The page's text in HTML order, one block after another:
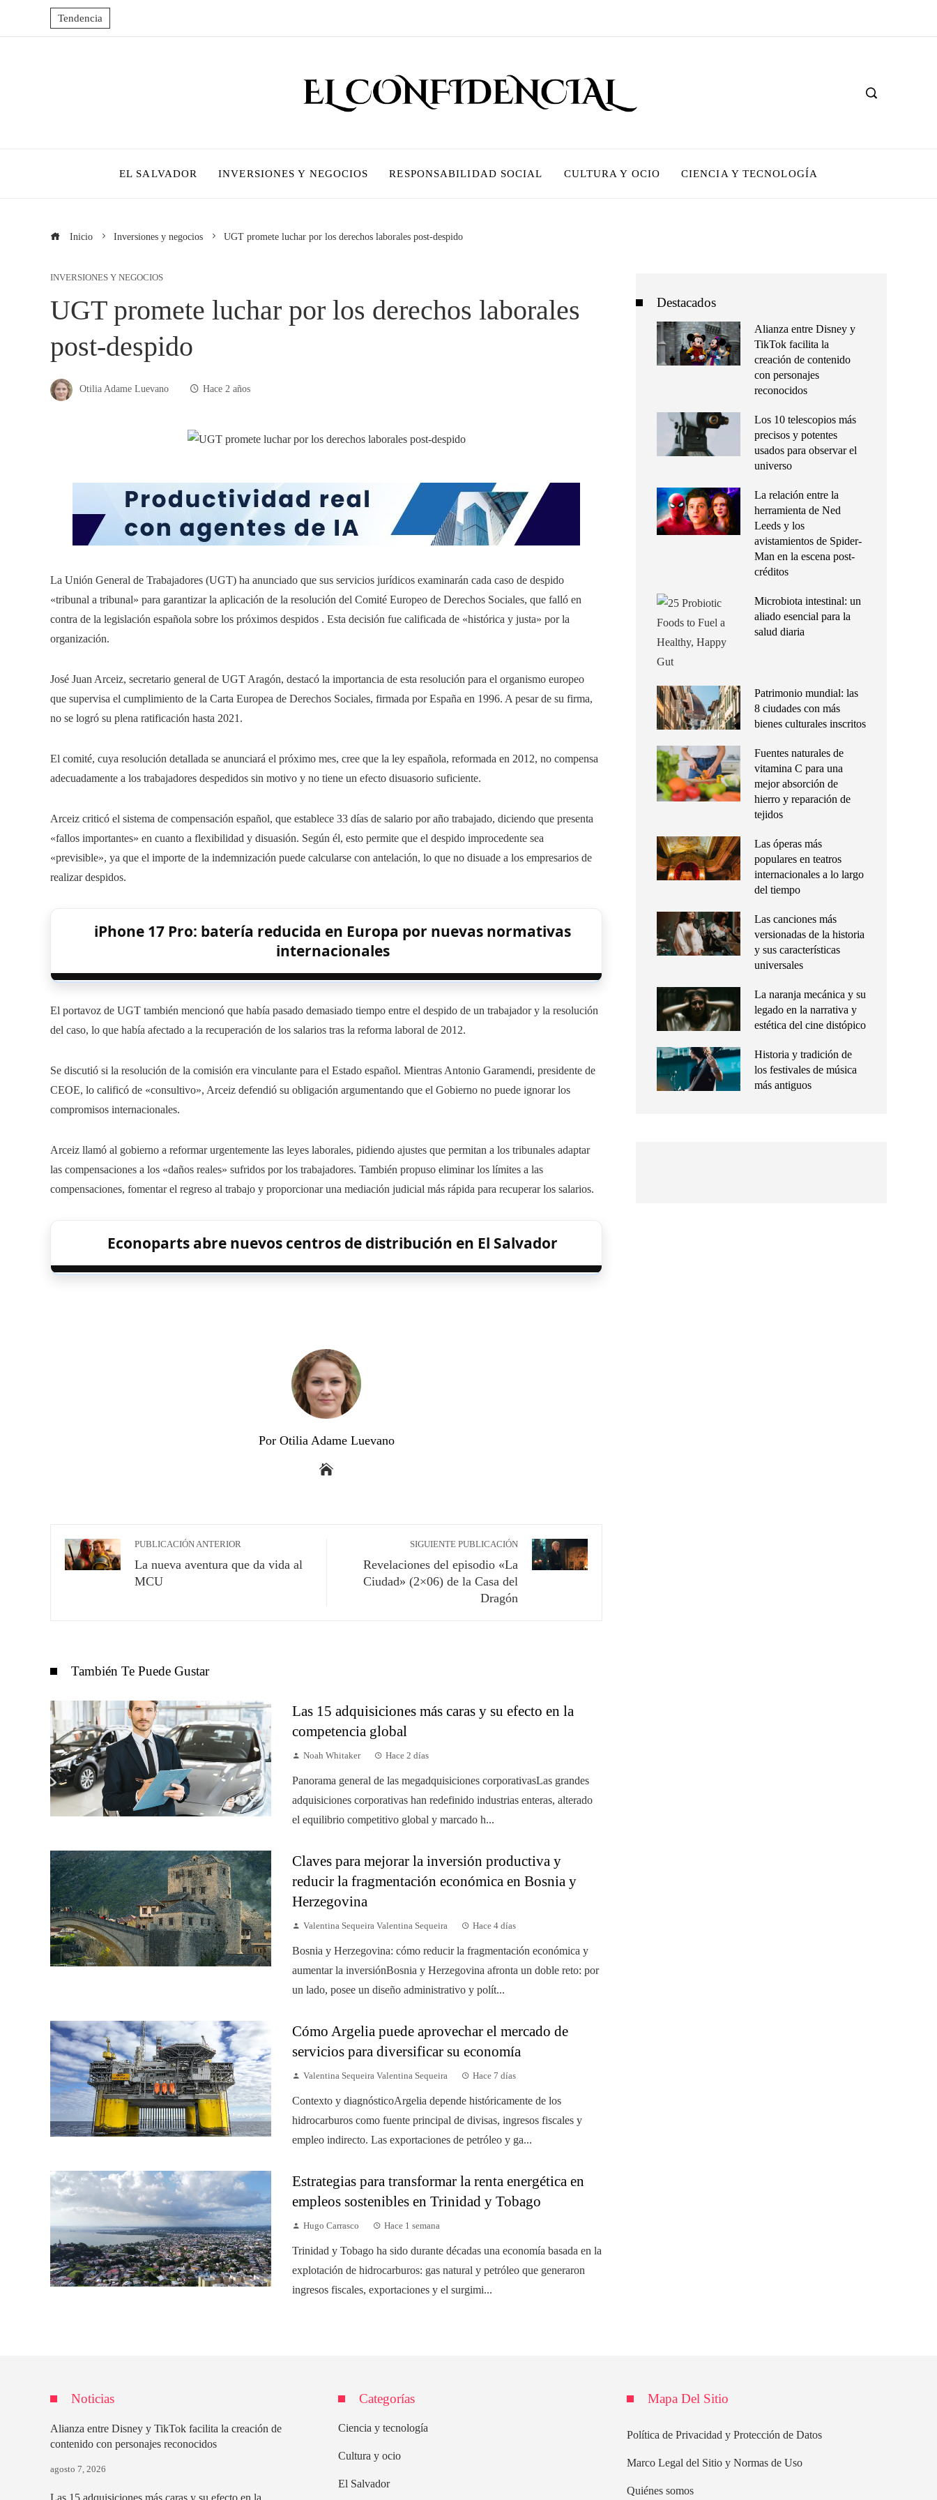
Tendencia
EL SALVADOR INVERSIONES Y NEGOCIOS RESPONSABILIDAD SOCIAL CULTURA Y OCIO CIENCIA Y TECNOLOGÍA
Inicio Inversiones y negocios UGT promete luchar por los derechos laborales post-despido
INVERSIONES Y NEGOCIOS
UGT promete luchar por los derechos laborales
post-despido
Otilia Adame Luevano Hace 2 años
La Unión General de Trabajadores (UGT) ha anunciado que sus servicios jurídicos examinarán cada caso de despido
«tribunal a tribunal» para garantizar la aplicación de la resolución del Comité Europeo de Derechos Sociales, que falló en
contra de la legislación española sobre los próximos despidos . Esta decisión fue calificada de «histórica y justa» por la
organización.
José Juan Arceiz, secretario general de UGT Aragón, destacó la importancia de esta resolución para el organismo europeo
que supervisa el cumplimiento de la Carta Europea de Derechos Sociales, firmada por España en 1996. A pesar de su firma,
no se logró su plena ratificación hasta 2021.
El comité, cuya resolución detallada se anunciará el próximo mes, cree que la ley española, reformada en 2012, no compensa
adecuadamente a los trabajadores despedidos sin motivo y no tiene un efecto disuasorio suficiente.
Arceiz criticó el sistema de compensación español, que establece 33 días de salario por año trabajado, diciendo que presenta
«fallos importantes» en cuanto a flexibilidad y disuasión. Según él, esto permite que el despido improcedente sea
«previsible», ya que el importe de la indemnización puede calcularse con antelación, lo que no disuade a los empresarios de
realizar despidos.
iPhone 17 Pro: batería reducida en Europa por nuevas normativas
internacionales
El portavoz de UGT también mencionó que había pasado demasiado tiempo entre el despido de un trabajador y la resolución
del caso, lo que había afectado a la recuperación de los salarios tras la reforma laboral de 2012.
Se discutió si la resolución de la comisión era vinculante para el Estado español. Mientras Antonio Garamendi, presidente de
CEOE, lo calificó de «consultivo», Arceiz defendió su obligación argumentando que el Gobierno no puede ignorar los
compromisos internacionales.
Arceiz llamó al gobierno a reformar urgentemente las leyes laborales, pidiendo ajustes que permitan a los tribunales adaptar
las compensaciones a los «daños reales» sufridos por los trabajadores. También propuso eliminar los límites a las
compensaciones, fomentar el regreso al trabajo y proporcionar una mediación judicial más rápida para recuperar los salarios.
Econoparts abre nuevos centros de distribución en El Salvador
Por Otilia Adame Luevano
PUBLICACIÓN ANTERIOR
La nueva aventura que da vida al
MCU
SIGUIENTE PUBLICACIÓN
Revelaciones del episodio «La
Ciudad» (2×06) de la Casa del
Dragón
También Te Puede Gustar
Las 15 adquisiciones más caras y su efecto en la
competencia global
Noah Whitaker Hace 2 días
Panorama general de las megadquisiciones corporativasLas grandes
adquisiciones corporativas han redefinido industrias enteras, alterado
el equilibrio competitivo global y marcado h...
Claves para mejorar la inversión productiva y
reducir la fragmentación económica en Bosnia y
Herzegovina
Valentina Sequeira Valentina Sequeira Hace 4 días
Bosnia y Herzegovina: cómo reducir la fragmentación económica y
aumentar la inversiónBosnia y Herzegovina afronta un doble reto: por
un lado, posee un diseño administrativo y polít...
Cómo Argelia puede aprovechar el mercado de
servicios para diversificar su economía
Valentina Sequeira Valentina Sequeira Hace 7 días
Contexto y diagnósticoArgelia depende históricamente de los
hidrocarburos como fuente principal de divisas, ingresos fiscales y
empleo indirecto. Las exportaciones de petróleo y ga...
Estrategias para transformar la renta energética en
empleos sostenibles en Trinidad y Tobago
Hugo Carrasco Hace 1 semana
Trinidad y Tobago ha sido durante décadas una economía basada en la
explotación de hidrocarburos: gas natural y petróleo que generaron
ingresos fiscales, exportaciones y el surgimi...
Destacados
Alianza entre Disney y
TikTok facilita la
creación de contenido
con personajes
reconocidos
Los 10 telescopios más
precisos y potentes
usados para observar el
universo
La relación entre la
herramienta de Ned
Leeds y los
avistamientos de Spider-
Man en la escena post-
créditos
Microbiota intestinal: un
aliado esencial para la
salud diaria
Patrimonio mundial: las
8 ciudades con más
bienes culturales inscritos
Fuentes naturales de
vitamina C para una
mejor absorción de
hierro y reparación de
tejidos
Las óperas más
populares en teatros
internacionales a lo largo
del tiempo
Las canciones más
versionadas de la historia
y sus características
universales
La naranja mecánica y su
legado en la narrativa y
estética del cine distópico
Historia y tradición de
los festivales de música
más antiguos
Noticias
Alianza entre Disney y TikTok facilita la creación de
contenido con personajes reconocidos
agosto 7, 2026
Categorías
Ciencia y tecnología
Cultura y ocio
El Salvador
Mapa Del Sitio
Política de Privacidad y Protección de Datos
Marco Legal del Sitio y Normas de Uso
Quiénes somos